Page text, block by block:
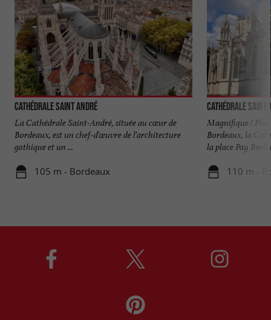
Cathédrale Saint André
La Cathédrale Saint-André, située au cœur de
Bordeaux, est un chef-d'œuvre de l'architecture
gothique et un ...
105 m - Bordeaux
Cathédrale
Magnifique !
Bordeaux, la
la place Pay
110 m -